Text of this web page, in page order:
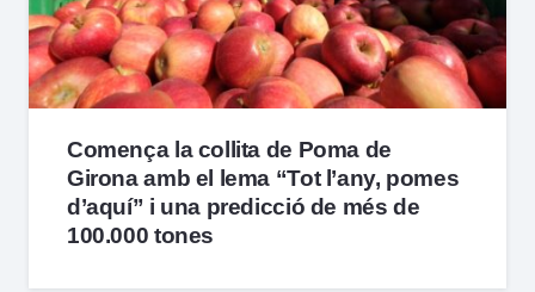
Comença la collita de Poma de
Girona amb el lema “Tot l’any, pomes
d’aquí” i una predicció de més de
100.000 tones